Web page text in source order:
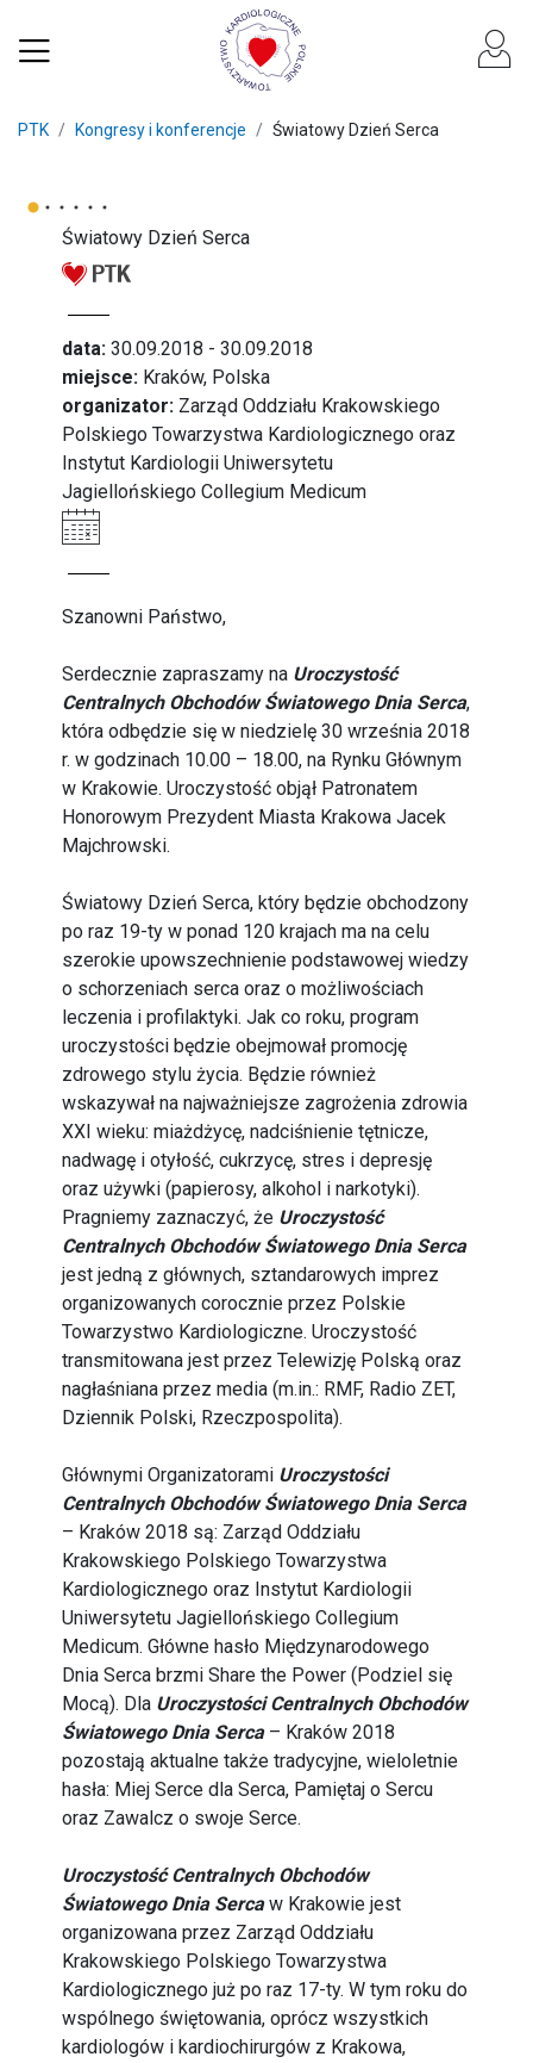
PTK Kongresy i konferencje Światowy Dzień Serca
Światowy Dzień Serca
data: 30.09.2018 - 30.09.2018
miejsce: Kraków, Polska
organizator: Zarząd Oddziału Krakowskiego
Polskiego Towarzystwa Kardiologicznego oraz
Instytut Kardiologii Uniwersytetu
Jagiellońskiego Collegium Medicum
Szanowni Państwo,
Serdecznie zapraszamy na Uroczystość
Centralnych Obchodów Światowego Dnia Serca,
która odbędzie się w niedzielę 30 września 2018
r. w godzinach 10.00 – 18.00, na Rynku Głównym
w Krakowie. Uroczystość objął Patronatem
Honorowym Prezydent Miasta Krakowa Jacek
Majchrowski.
Światowy Dzień Serca, który będzie obchodzony
po raz 19-ty w ponad 120 krajach ma na celu
szerokie upowszechnienie podstawowej wiedzy
o schorzeniach serca oraz o możliwościach
leczenia i profilaktyki. Jak co roku, program
uroczystości będzie obejmował promocję
zdrowego stylu życia. Będzie również
wskazywał na najważniejsze zagrożenia zdrowia
XXI wieku: miażdżycę, nadciśnienie tętnicze,
nadwagę i otyłość, cukrzycę, stres i depresję
oraz używki (papierosy, alkohol i narkotyki).
Pragniemy zaznaczyć, że Uroczystość
Centralnych Obchodów Światowego Dnia Serca
jest jedną z głównych, sztandarowych imprez
organizowanych corocznie przez Polskie
Towarzystwo Kardiologiczne. Uroczystość
transmitowana jest przez Telewizję Polską oraz
nagłaśniana przez media (m.in.: RMF, Radio ZET,
Dziennik Polski, Rzeczpospolita).
Głównymi Organizatorami Uroczystości
Centralnych Obchodów Światowego Dnia Serca
– Kraków 2018 są: Zarząd Oddziału
Krakowskiego Polskiego Towarzystwa
Kardiologicznego oraz Instytut Kardiologii
Uniwersytetu Jagiellońskiego Collegium
Medicum. Główne hasło Międzynarodowego
Dnia Serca brzmi Share the Power (Podziel się
Mocą). Dla Uroczystości Centralnych Obchodów
Światowego Dnia Serca– Kraków 2018
pozostają aktualne także tradycyjne, wieloletnie
hasła: Miej Serce dla Serca, Pamiętaj o Sercu
oraz Zawalcz o swoje Serce.
Uroczystość Centralnych Obchodów
Światowego Dnia Sercaw Krakowie jest
organizowana przez Zarząd Oddziału
Krakowskiego Polskiego Towarzystwa
Kardiologicznego już po raz 17-ty. W tym roku do
wspólnego świętowania, oprócz wszystkich
kardiologów i kardiochirurgów z Krakowa,